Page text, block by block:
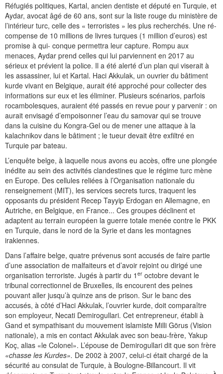
Réfugiés politiques, Kartal, ancien dentiste et député en Turquie, et
Aydar, avocat âgé de 60 ans, sont sur la liste rouge du ministère de
l’intérieur turc, celle des « terroristes » les plus recherchés. Une ré-
compense de 10 millions de livres turques (1 million d’euros) est
promise à qui- conque permettra leur capture. Rompu aux
menaces, Aydar prend celles qui lui parviennent en 2017 au
sérieux et prévient la police. Il a été alerté d’un plan qui viserait à
les assassiner, lui et Kartal. Haci Akkulak, un ouvrier du bâtiment
kurde vivant en Belgique, aurait été approché pour collecter des
informations sur eux et les éliminer. Plusieurs scénarios, parfois
rocambolesques, auraient été passés en revue pour y parvenir : on
aurait envisagé d’empoisonner l’eau du samovar qui se trouve
dans la cuisine du Kongra-Gel ou de mener une attaque à la
kalachnikov dans le bâtiment ; le tueur devait être exfiltré en
Turquie par bateau.
L’enquête belge, à laquelle nous avons eu accès, offre une plongée
inédite au sein des activités clandestines que le régime turc mène
en Europe. Des cellules reliées à l’Organisation nationale du
renseignement (MIT), les services secrets turcs, traquent les
opposants du président Recep Tayyip Erdogan en Allemagne, en
Autriche, en Belgique, en France... Ces groupes déclinent et
adaptent au terrain européen la guerre totale menée contre le PKK
en Turquie, dans le nord de la Syrie et dans les montagnes
irakiennes.
Dans l’affaire belge, quatre prévenus sont accusés de faire partie
d’une association de malfaiteurs et d’avoir rejoint ou dirigé une
organisation terroriste. Jugés à partir du 1 er octobre devant le
tribunal correctionnel de Bruxelles, ils encourent des peines
pouvant aller jusqu’à quinze ans de prison. Sur le banc des
accusés, à côté d’Haci Akkulak, l’ouvrier kurde, doit comparaître
son employeur, Necati Demirogullari. Cet entrepreneur, établi à
Gand et sympathisant du mouvement islamiste Milli Görus (Vision
nationale), a mis en contact Akkulak avec son beau-frère, Yakup
Koç, alias «le Colonel». L’épouse de Demirogullari dit que son frère
«chasse les Kurdes». De 2002 à 2007, celui-ci était chargé de la
sécurité au consulat de Turquie, à Boulogne-Billancourt. Il vit